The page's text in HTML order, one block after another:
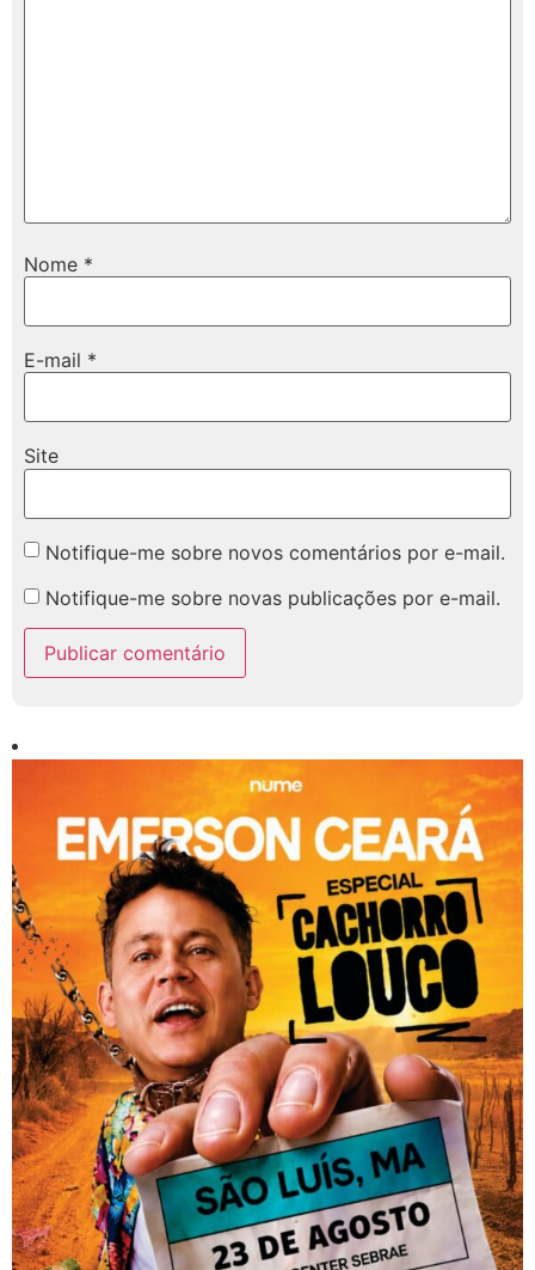
Nome *
E-mail *
Site
Notifique-me sobre novos comentários por e-mail.
Notifique-me sobre novas publicações por e-mail.